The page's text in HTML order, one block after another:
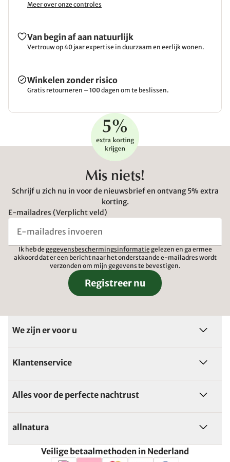
Meer over onze controles
Van begin af aan natuurlijk
Vertrouw op 40 jaar expertise in duurzaam en eerlijk wonen.
Winkelen zonder risico
Gratis retourneren – 100 dagen om te beslissen.
Mis niets!
Schrijf u zich nu in voor de nieuwsbrief en ontvang 5% extra
korting.
E-mailadres (Verplicht veld)
Ik heb de gegevensbeschermingsinformatie gelezen en ga ermee
akkoord dat er een bericht naar het onderstaande e-mailadres wordt
verzonden om mijn gegevens te bevestigen.
Registreer nu
We zijn er voor u
Klantenservice
Alles voor de perfecte nachtrust
allnatura
Veilige betaalmethoden in Nederland